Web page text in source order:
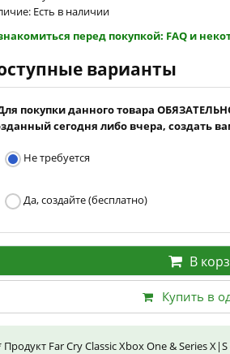
Есть в наличии
перед покупкой: FAQ и
варианты
покупки данного товара
сегодня либо вчера, создать
Не требуется
Да, создайте (бесплатно)
В
Купить в
Продукт Far Cry Classic Xbox One & Series